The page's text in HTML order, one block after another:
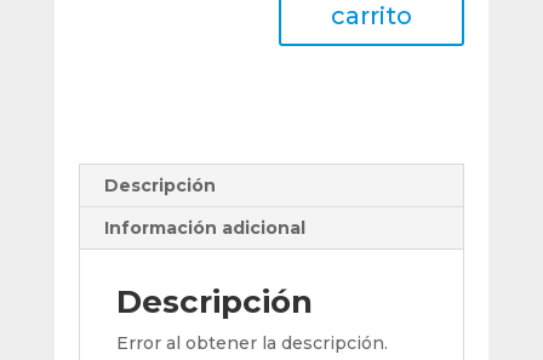
carrito
Descripción
Información adicional
Descripción
Error al obtener la descripción.